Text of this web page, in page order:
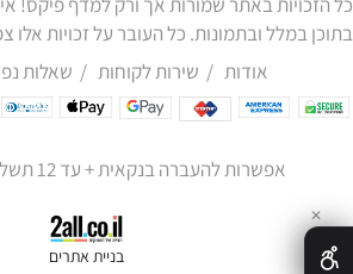
בתוכן במלל ובתמונות. כל העובר על זכויות אלו
אודות / שירות לקוחות / שאלות
אפשרות להעברה בנקאית + עד 12 תשלומים ללא ריבית
בניית אתרים
✕